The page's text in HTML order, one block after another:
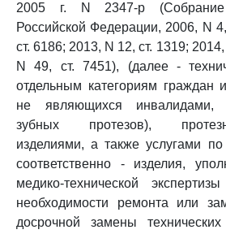
2005 г. N 2347-р (Собрание
Российской Федерации, 2006, N
ст. 6186; 2013, N 12, ст. 1319;
N 49, ст. 7451), (далее -
отдельным категориям граждан
не являющихся инвалидами,
зубных протезов),
изделиями, а также услугами
соответственно - изделия,
медико-технической
необходимости ремонта или
досрочной замены